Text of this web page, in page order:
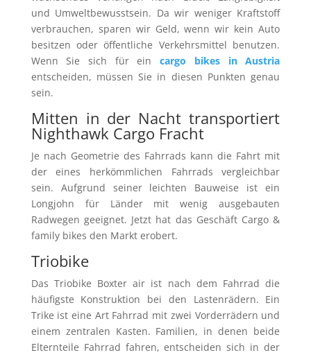
und Umweltbewusstsein. Da wir weniger Kraftstoff
verbrauchen, sparen wir Geld, wenn wir kein Auto
besitzen oder öffentliche Verkehrsmittel benutzen.
Wenn Sie sich für eincargo bikes in Austria
entscheiden, müssen Sie in diesen Punkten genau
sein.
Mitten in der Nacht transportiert
Nighthawk Cargo Fracht
Je nach Geometrie des Fahrrads kann die Fahrt mit
der eines herkömmlichen Fahrrads vergleichbar
sein. Aufgrund seiner leichten Bauweise ist ein
Longjohn für Länder mit wenig ausgebauten
Radwegen geeignet. Jetzt hat das Geschäft Cargo &
family bikes den Markt erobert.
Triobike
Das Triobike Boxter air ist nach dem Fahrrad die
häufigste Konstruktion bei den Lastenrädern. Ein
Trike ist eine Art Fahrrad mit zwei Vorderrädern und
einem zentralen Kasten. Familien, in denen beide
Elternteile Fahrrad fahren, entscheiden sich in der